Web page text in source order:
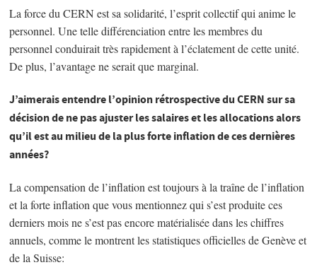
La force du CERN est sa solidarité, l’esprit collectif qui anime le
personnel. Une telle différenciation entre les membres du
personnel conduirait très rapidement à l’éclatement de cette unité.
De plus, l’avantage ne serait que marginal.
J’aimerais entendre l’opinion rétrospective du CERN sur sa
décision de ne pas ajuster les salaires et les allocations alors
qu’il est au milieu de la plus forte inflation de ces dernières
années?
La compensation de l’inflation est toujours à la traîne de l’inflation
et la forte inflation que vous mentionnez qui s’est produite ces
derniers mois ne s’est pas encore matérialisée dans les chiffres
annuels, comme le montrent les statistiques officielles de Genève et
de la Suisse: